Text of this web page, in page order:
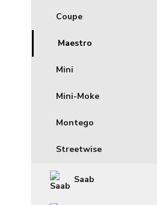
Coupe
Maestro
Mini
Mini-Moke
Montego
Streetwise
Saab